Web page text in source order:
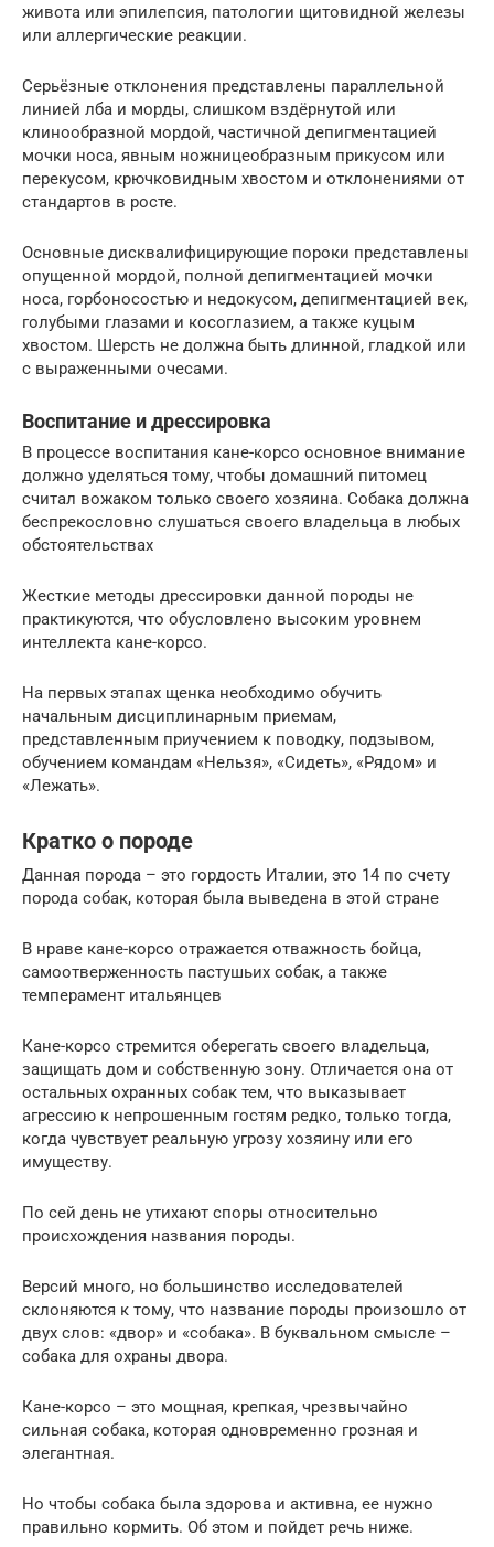
живота или эпилепсия, патологии щитовидной железы
или аллергические реакции.
Серьёзные отклонения представлены параллельной
линией лба и морды, слишком вздёрнутой или
клинообразной мордой, частичной депигментацией
мочки носа, явным ножницеобразным прикусом или
перекусом, крючковидным хвостом и отклонениями от
стандартов в росте.
Основные дисквалифицирующие пороки представлены
опущенной мордой, полной депигментацией мочки
носа, горбоносостью и недокусом, депигментацией век,
голубыми глазами и косоглазием, а также куцым
хвостом. Шерсть не должна быть длинной, гладкой или
с выраженными очесами.
Воспитание и дрессировка
В процессе воспитания кане-корсо основное внимание
должно уделяться тому, чтобы домашний питомец
считал вожаком только своего хозяина. Собака должна
беспрекословно слушаться своего владельца в любых
обстоятельствах
Жесткие методы дрессировки данной породы не
практикуются, что обусловлено высоким уровнем
интеллекта кане-корсо.
На первых этапах щенка необходимо обучить
начальным дисциплинарным приемам,
представленным приучением к поводку, подзывом,
обучением командам «Нельзя», «Сидеть», «Рядом» и
«Лежать».
Кратко о породе
Данная порода – это гордость Италии, это 14 по счету
порода собак, которая была выведена в этой стране
В нраве кане-корсо отражается отважность бойца,
самоотверженность пастушьих собак, а также
темперамент итальянцев
Кане-корсо стремится оберегать своего владельца,
защищать дом и собственную зону. Отличается она от
остальных охранных собак тем, что выказывает
агрессию к непрошенным гостям редко, только тогда,
когда чувствует реальную угрозу хозяину или его
имуществу.
По сей день не утихают споры относительно
происхождения названия породы.
Версий много, но большинство исследователей
склоняются к тому, что название породы произошло от
двух слов: «двор» и «собака». В буквальном смысле –
собака для охраны двора.
Кане-корсо – это мощная, крепкая, чрезвычайно
сильная собака, которая одновременно грозная и
элегантная.
Но чтобы собака была здорова и активна, ее нужно
правильно кормить. Об этом и пойдет речь ниже.